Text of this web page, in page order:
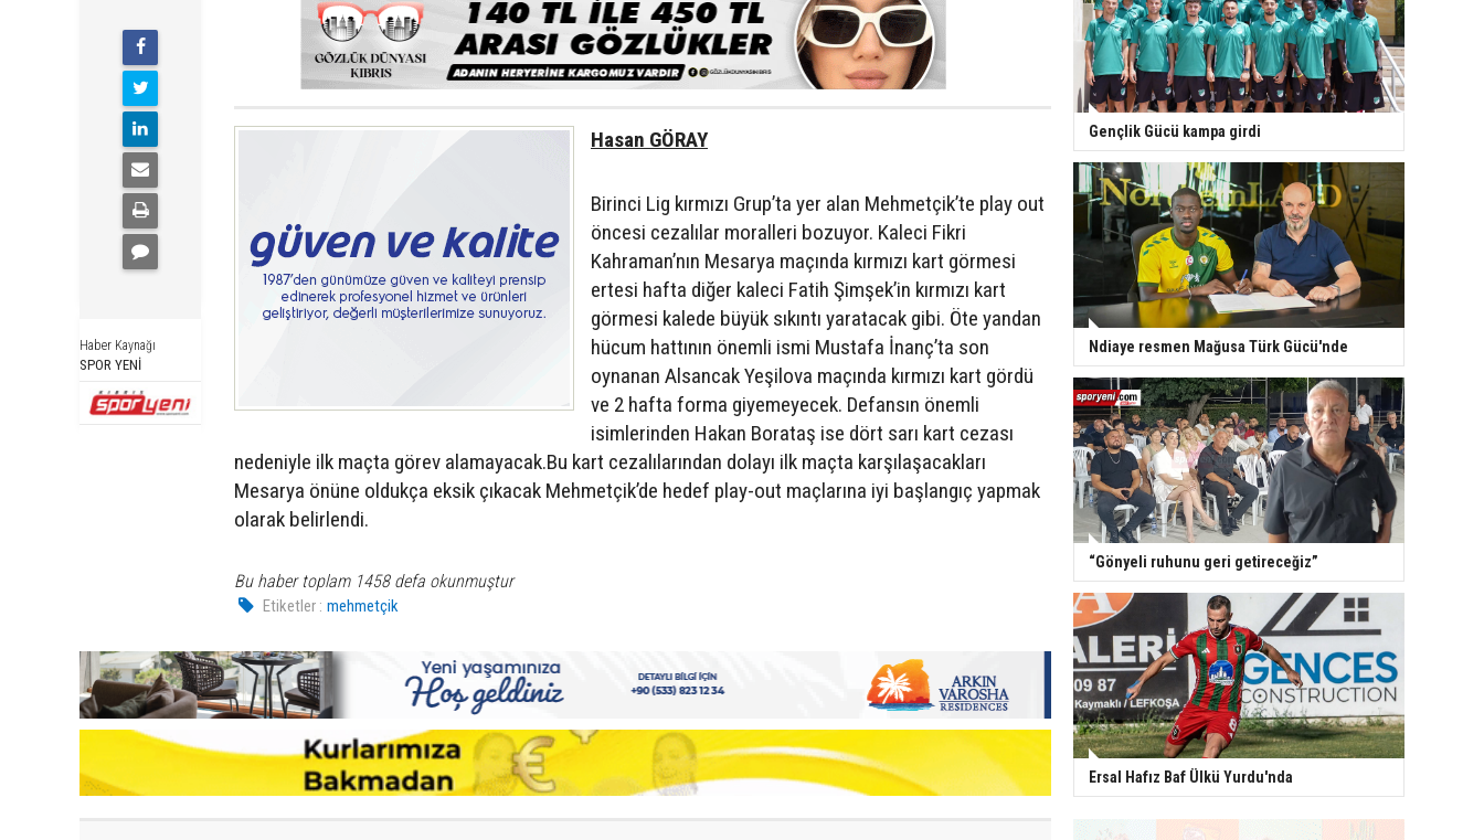
Haber Kaynağı
SPOR YENİ
Hasan GÖRAY
Birinci Lig kırmızı Grup’ta yer alan Mehmetçik’te play out
öncesi cezalılar moralleri bozuyor. Kaleci Fikri
Kahraman’nın Mesarya maçında kırmızı kart görmesi
ertesi hafta diğer kaleci Fatih Şimşek’in kırmızı kart
görmesi kalede büyük sıkıntı yaratacak gibi. Öte yandan
hücum hattının önemli ismi Mustafa İnanç’ta son
oynanan Alsancak Yeşilova maçında kırmızı kart gördü
ve 2 hafta forma giyemeyecek. Defansın önemli
isimlerinden Hakan Borataş ise dört sarı kart cezası
nedeniyle ilk maçta görev alamayacak.Bu kart cezalılarından dolayı ilk maçta karşılaşacakları
Mesarya önüne oldukça eksik çıkacak Mehmetçik’de hedef play-out maçlarına iyi başlangıç yapmak
olarak belirlendi.
Bu haber toplam 1458 defa okunmuştur
Etiketler : mehmetçik
Gençlik Gücü kampa girdi
Ndiaye resmen Mağusa Türk Gücü'nde
“Gönyeli ruhunu geri getireceğiz”
Ersal Hafız Baf Ülkü Yurdu'nda